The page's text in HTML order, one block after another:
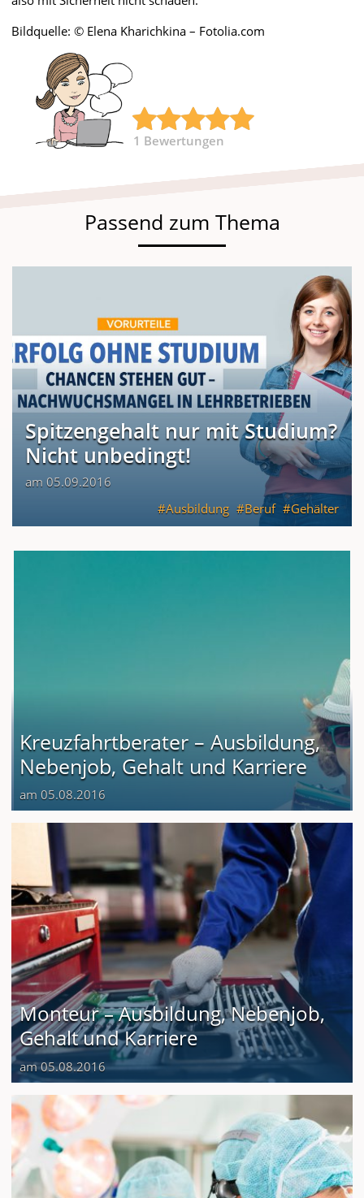
Bildquelle: © Elena Kharichkina – Fotolia.com
1 Bewertungen
Passend zum Thema
Spitzengehalt nur mit Studium?
Nicht unbedingt!
am 05.09.2016
Ausbildung
Beruf Gehälter
Kreuzfahrtberater – Ausbildung,
Nebenjob, Gehalt und Karriere
am 05.08.2016
Monteur – Ausbildung, Nebenjob,
Gehalt und Karriere
am 05.08.2016